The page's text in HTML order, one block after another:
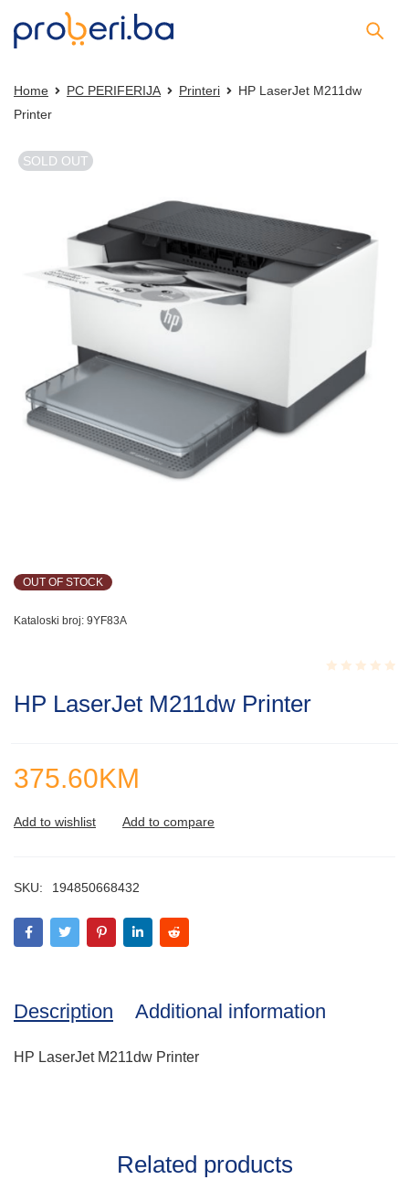
Home PC PERIFERIJA Printeri
HP LaserJet M211dw
Printer
SOLD OUT
OUT OF STOCK
Kataloski broj: 9YF83A
HP LaserJet M211dw Printer
375.60KM
SKU: 194850668432
Description Additional information
HP LaserJet M211dw Printer
Related products